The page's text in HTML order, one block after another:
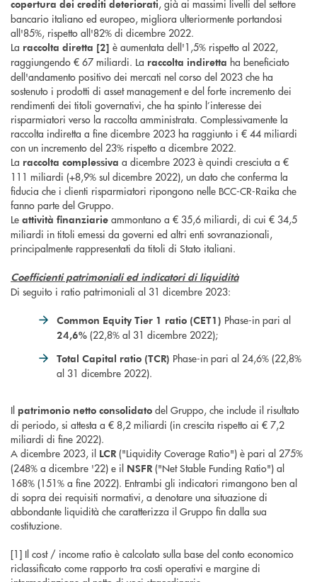
copertura dei crediti deteriorati, già ai massimi livelli del settore
bancario italiano ed europeo, migliora ulteriormente portandosi
all'85%, rispetto all'82% di dicembre 2022.
La raccolta diretta [2] è aumentata dell'1,5% rispetto al 2022,
raggiungendo € 67 miliardi. La raccolta indiretta ha beneficiato
dell'andamento positivo dei mercati nel corso del 2023 che ha
sostenuto i prodotti di asset management e del forte incremento dei
rendimenti dei titoli governativi, che ha spinto l’interesse dei
risparmiatori verso la raccolta amministrata. Complessivamente la
raccolta indiretta a fine dicembre 2023 ha raggiunto i € 44 miliardi
con un incremento del 23% rispetto a dicembre 2022.
La raccolta complessiva a dicembre 2023 è quindi cresciuta a €
111 miliardi (+8,9% sul dicembre 2022), un dato che conferma la
fiducia che i clienti risparmiatori ripongono nelle BCC-CR-Raika che
fanno parte del Gruppo.
Le attività finanziarie ammontano a € 35,6 miliardi, di cui € 34,5
miliardi in titoli emessi da governi ed altri enti sovranazionali,
principalmente rappresentati da titoli di Stato italiani.
Coefficienti patrimoniali ed indicatori di liquidità
Di seguito i ratio patrimoniali al 31 dicembre 2023:
Common Equity Tier 1 ratio (CET1) Phase-in pari al
24,6% (22,8% al 31 dicembre 2022);
Total Capital ratio (TCR) Phase-in pari al 24,6% (22,8%
al 31 dicembre 2022).
Il patrimonio netto consolidato del Gruppo, che include il risultato
di periodo, si attesta a € 8,2 miliardi (in crescita rispetto ai € 7,2
miliardi di fine 2022).
A dicembre 2023, il LCR ("Liquidity Coverage Ratio") è pari al 275%
(248% a dicembre '22) e il NSFR ("Net Stable Funding Ratio") al
168% (151% a fine 2022). Entrambi gli indicatori rimangono ben al
di sopra dei requisiti normativi, a denotare una situazione di
abbondante liquidità che caratterizza il Gruppo fin dalla sua
costituzione.
[1] Il cost / income ratio è calcolato sulla base del conto economico
riclassificato come rapporto tra costi operativi e margine di